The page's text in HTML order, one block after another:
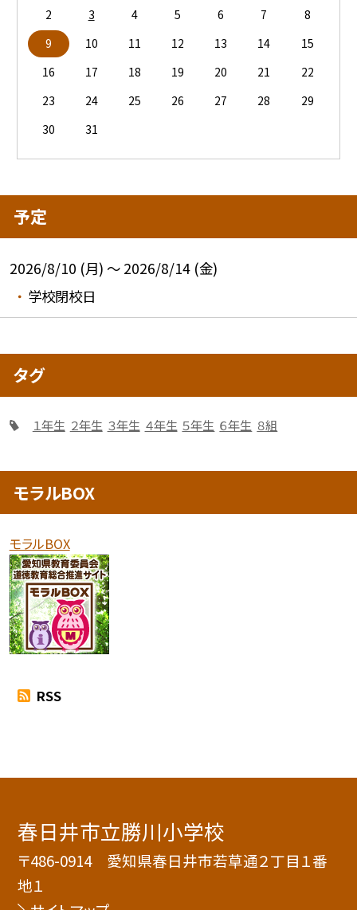
2
3 4 5 6 7
8
9
10 11 12 13 14
15
16
17 18 19 20 21
22
23
24 25 26 27 28
29
30
31
予定
2026/8/10 (月) ～ 2026/8/14 (金)
学校閉校日
タグ
１年生 ２年生 ３年生 ４年生 ５年生 ６年生 ８組
モラルBOX
モラルBOX
RSS
春日井市立勝川小学校
〒486-0914 愛知県春日井市若草通２丁目１番
地１